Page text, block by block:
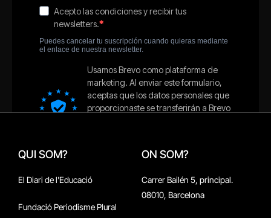
QUI SOM?
El Diari de l'Educació
Fundació Periodisme Plural
ON SOM?
Carrer Bailén 5, principal.
08010, Barcelona